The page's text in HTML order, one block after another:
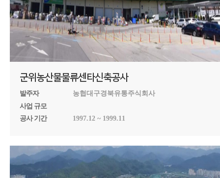
군위농산물물류센타신축공사
발주자
농협대구경북유통주식회사
사업 규모
공사 기간
1997.12 ~ 1999.11